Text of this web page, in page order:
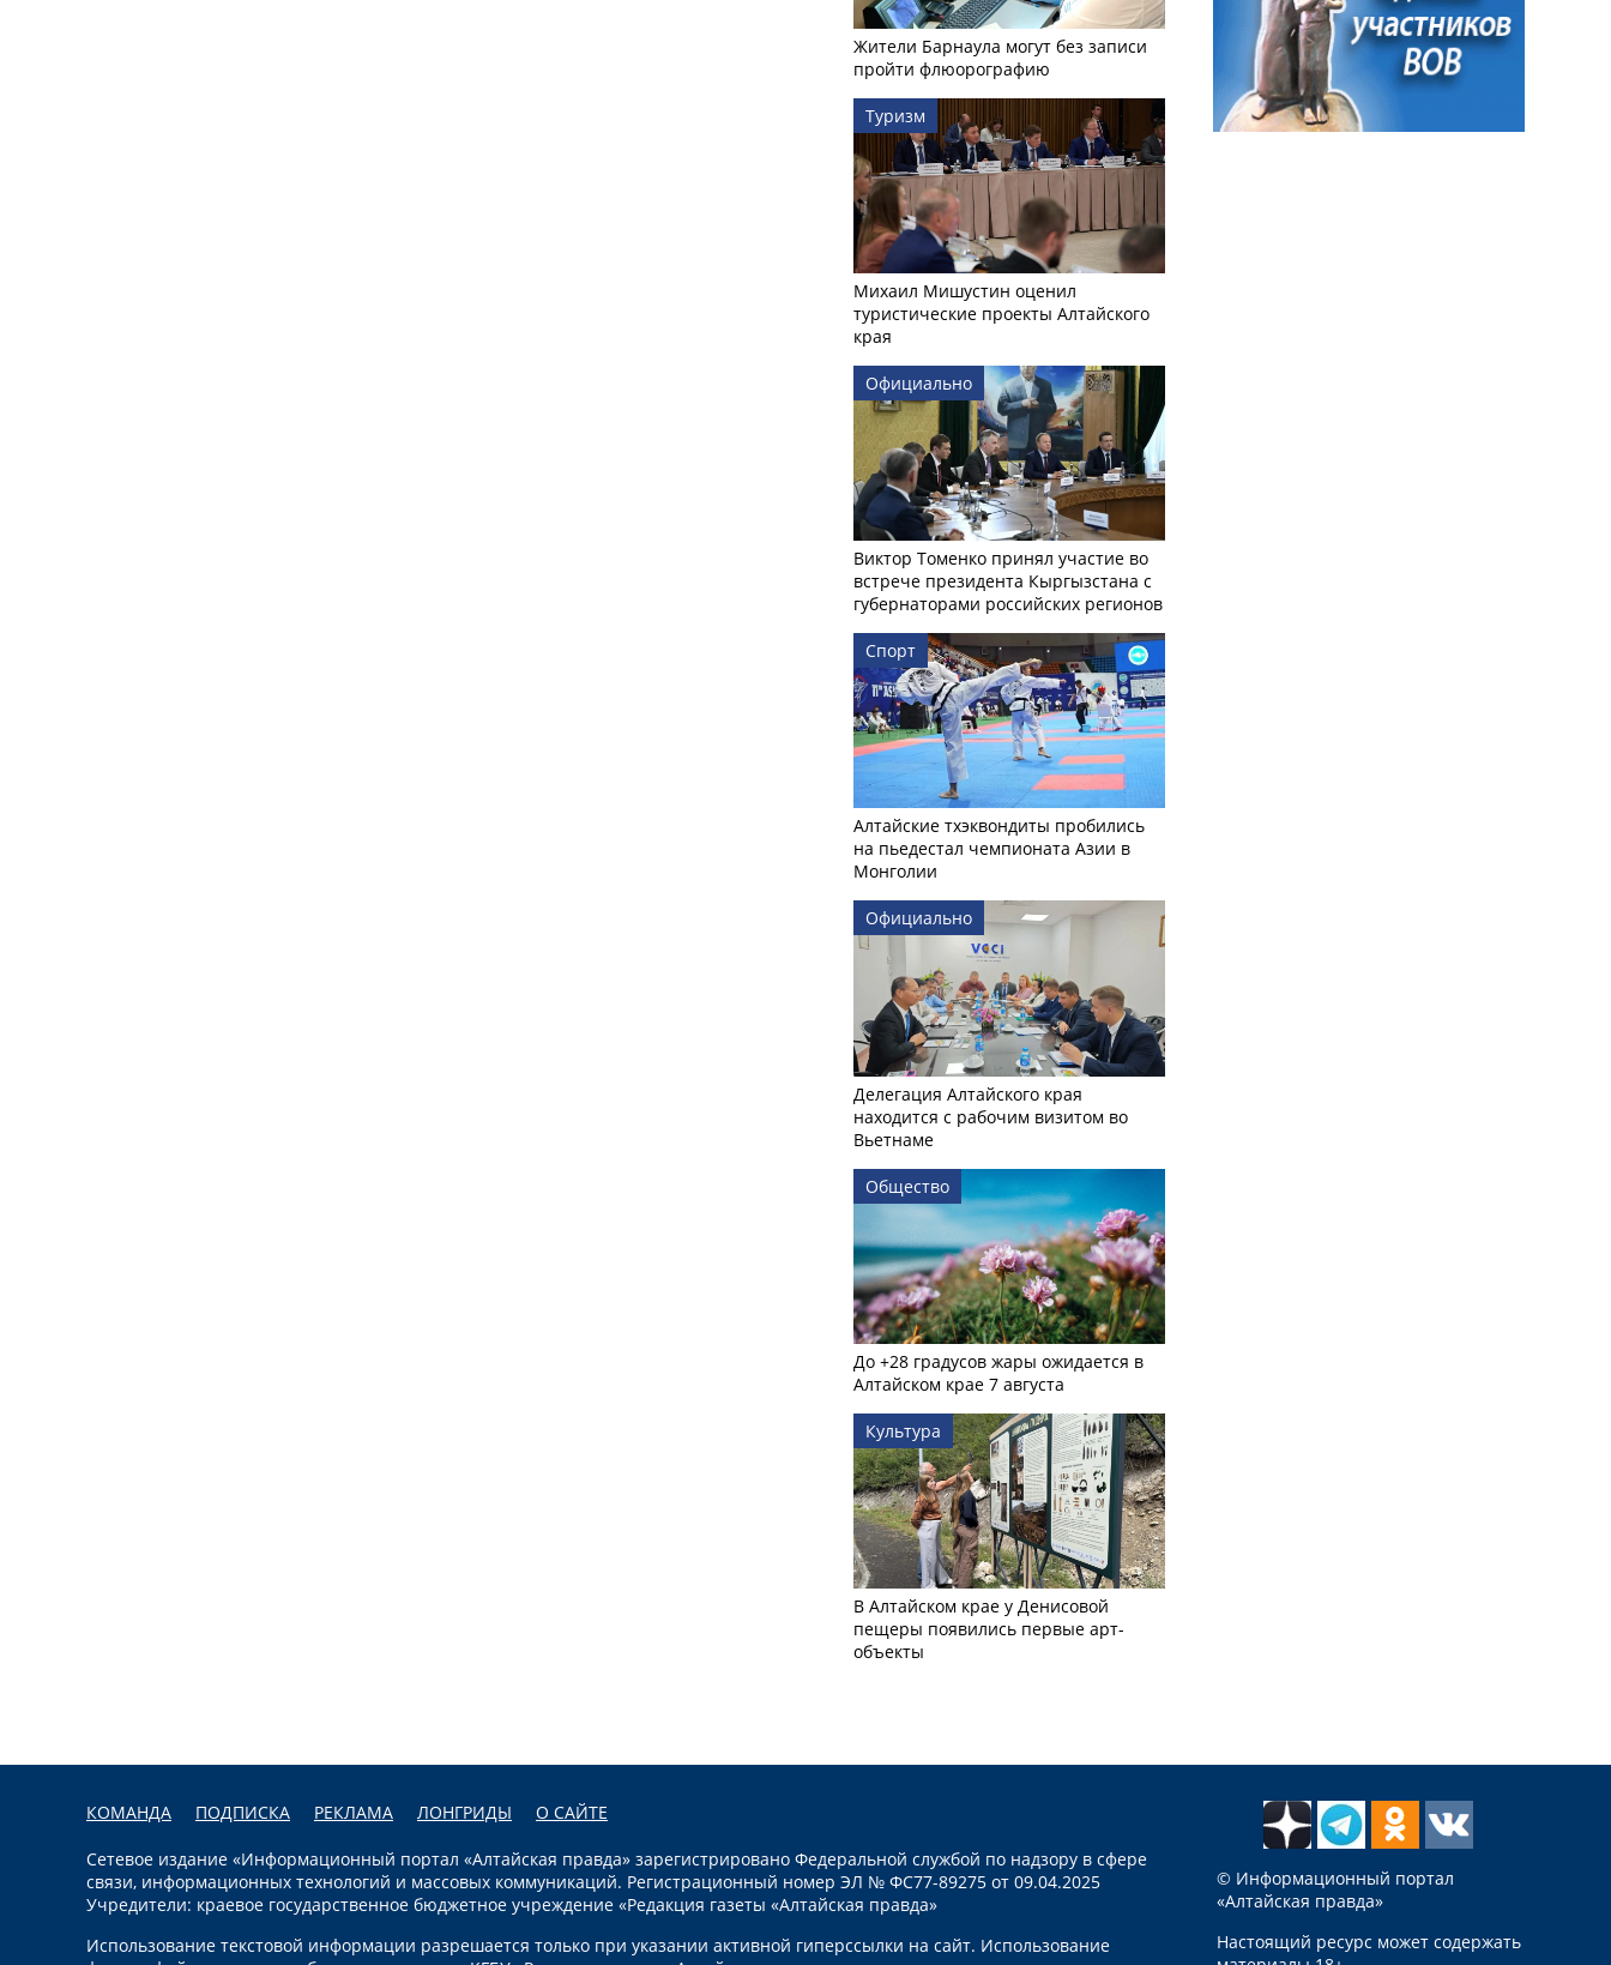
Жители Барнаула могут без записи
пройти флюорографию
Туризм
Михаил Мишустин оценил
туристические проекты Алтайского
края
Официально
Виктор Томенко принял участие во
встрече президента Кыргызстана с
губернаторами российских регионов
Спорт
Алтайские тхэквондиты пробились
на пьедестал чемпионата Азии в
Монголии
Официально
Делегация Алтайского края
находится с рабочим визитом во
Вьетнаме
Общество
До +28 градусов жары ожидается в
Алтайском крае 7 августа
Культура
В Алтайском крае у Денисовой
пещеры появились первые арт-
объекты
КОМАНДА ПОДПИСКА РЕКЛАМА ЛОНГРИДЫ О САЙТЕ
Сетевое издание «Информационный портал «Алтайская правда» зарегистрировано Федеральной службой по надзору в сфере
связи, информационных технологий и массовых коммуникаций. Регистрационный номер ЭЛ № ФС77-89275 от 09.04.2025
Учредители: краевое государственное бюджетное учреждение «Редакция газеты «Алтайская правда»
Использование текстовой информации разрешается только при указании активной гиперссылки на сайт. Использование
© Информационный портал
«Алтайская правда»
Настоящий ресурс может содержать